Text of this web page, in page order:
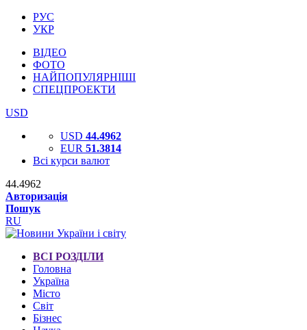
РУС
УКР
ВІДЕО
ФОТО
НАЙПОПУЛЯРНІШІ
СПЕЦПРОЕКТИ
USD
USD 44.4962
EUR 51.3814
Всі курси валют
44.4962
Авторизація
Пошук
RU
ВСІ РОЗДІЛИ
Головна
Україна
Місто
Світ
Бізнес